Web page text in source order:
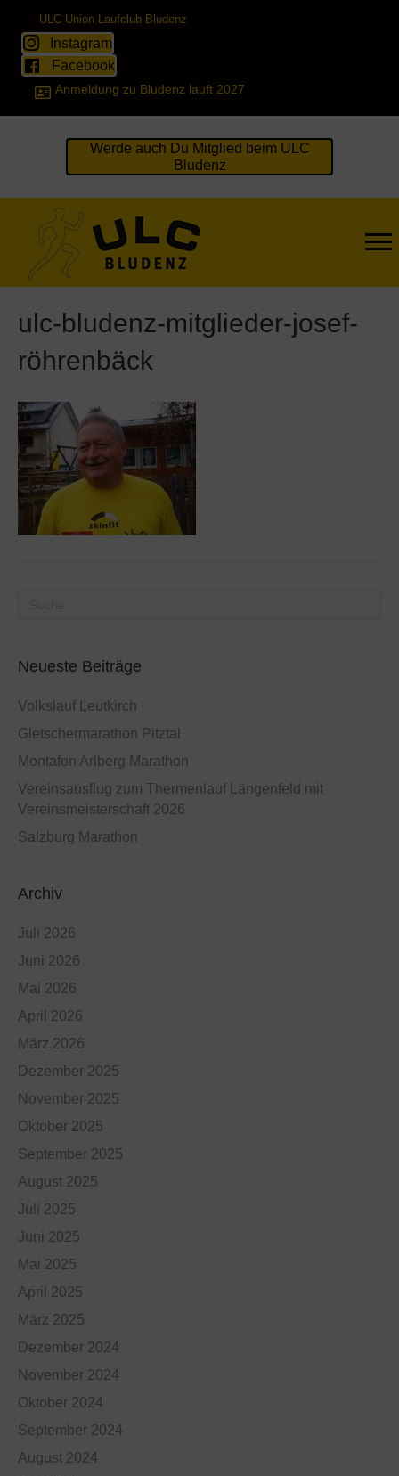
ULC Union Laufclub Bludenz
Instagram
Facebook
Anmeldung zu Bludenz läuft 2027
Werde auch Du Mitglied beim ULC
Bludenz
ulc-bludenz-mitglieder-josef-
röhrenbäck
Neueste Beiträge
Volkslauf Leutkirch
Gletschermarathon Pitztal
Montafon Arlberg Marathon
Vereinsausflug zum Thermenlauf Längenfeld mit
Vereinsmeisterschaft 2026
Salzburg Marathon
Archiv
Juli 2026
Juni 2026
Mai 2026
April 2026
März 2026
Dezember 2025
November 2025
Oktober 2025
September 2025
August 2025
Juli 2025
Juni 2025
Mai 2025
April 2025
März 2025
Dezember 2024
November 2024
Oktober 2024
September 2024
August 2024